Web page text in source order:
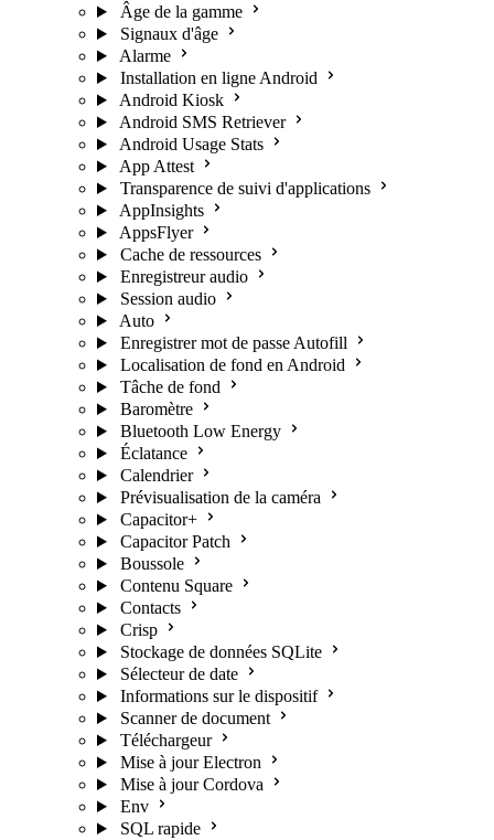
Âge de la gamme
Signaux d'âge
Alarme
Installation en ligne Android
Android Kiosk
Android SMS Retriever
Android Usage Stats
App Attest
Transparence de suivi d'applications
AppInsights
AppsFlyer
Cache de ressources
Enregistreur audio
Session audio
Auto
Enregistrer mot de passe Autofill
Localisation de fond en Android
Tâche de fond
Baromètre
Bluetooth Low Energy
Éclatance
Calendrier
Prévisualisation de la caméra
Capacitor+
Capacitor Patch
Boussole
Contenu Square
Contacts
Crisp
Stockage de données SQLite
Sélecteur de date
Informations sur le dispositif
Scanner de document
Téléchargeur
Mise à jour Electron
Mise à jour Cordova
Env
SQL rapide